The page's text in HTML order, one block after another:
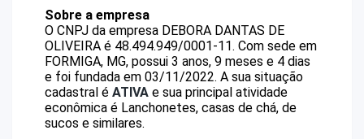
Sobre a empresa
O CNPJ da empresa DEBORA DANTAS DE
OLIVEIRA é 48.494.949/0001-11. Com sede em
FORMIGA, MG, possui 3 anos, 9 meses e 4 dias
e foi fundada em 03/11/2022. A sua situação
cadastral é ATIVA e sua principal atividade
econômica é Lanchonetes, casas de chá, de
sucos e similares.